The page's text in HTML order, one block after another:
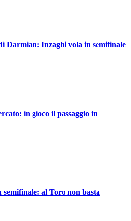
Darmian: Inzaghi vola in semifinale
in gioco il passaggio in
al Toro non basta